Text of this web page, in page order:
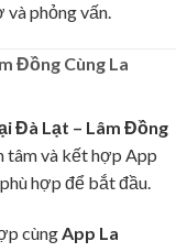
và phỏng vấn.
Đồng Cùng La
Đà Lạt – Lâm Đồng
tâm và kết hợp App
hợp để bắt đầu.
cùngApp La